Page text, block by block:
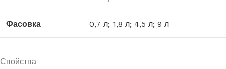
Фасовка 0,7 л; 1,8 л; 4,5 л; 9 л
Свойства